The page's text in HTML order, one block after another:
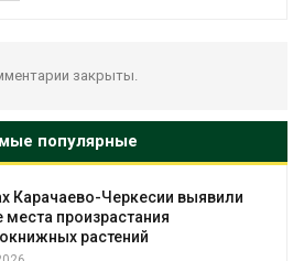
закрыты.
популярные
выявили